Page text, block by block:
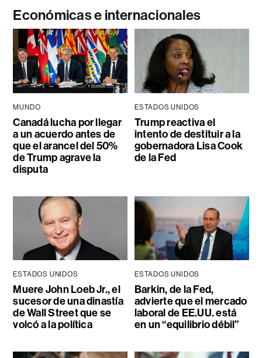
Económicas e internacionales
MUNDO
Canadá lucha por llegar
a un acuerdo antes de
que el arancel del 50%
de Trump agrave la
disputa
ESTADOS UNIDOS
Trump reactiva el
intento de destituir a la
gobernadora Lisa Cook
de la Fed
ESTADOS UNIDOS
Muere John Loeb Jr., el
sucesor de una dinastía
de Wall Street que se
volcó a la política
ESTADOS UNIDOS
Barkin, de la Fed,
advierte que el mercado
laboral de EE.UU. está
en un “equilibrio débil”